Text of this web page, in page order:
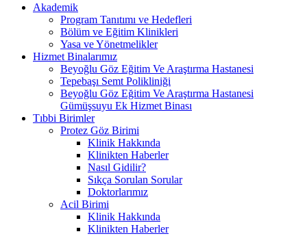
Akademik
Program Tanıtımı ve Hedefleri
Bölüm ve Eğitim Klinikleri
Yasa ve Yönetmelikler
Hizmet Binalarımız
Beyoğlu Göz Eğitim Ve Araştırma Hastanesi
Tepebaşı Semt Polikliniği
Beyoğlu Göz Eğitim Ve Araştırma Hastanesi
Gümüşsuyu Ek Hizmet Binası
Tıbbi Birimler
Protez Göz Birimi
Klinik Hakkında
Klinikten Haberler
Nasıl Gidilir?
Sıkça Sorulan Sorular
Doktorlarımız
Acil Birimi
Klinik Hakkında
Klinikten Haberler